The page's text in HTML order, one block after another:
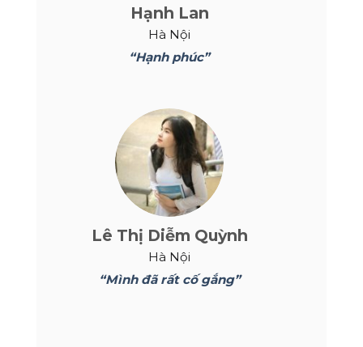
Hạnh Lan
Hà Nội
“Hạnh phúc”
Lê Thị Diễm Quỳnh
Hà Nội
“Mình đã rất cố gắng”